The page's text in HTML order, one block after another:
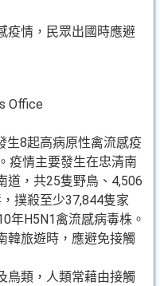
疫情，民眾出國時應避
Office
生8起高病原性禽流感疫
疫情主要發生在忠清南
道，共25隻野鳥、4,506
撲殺至少37,844隻家
年H5N1禽流感病毒株。
韓旅遊時，應避免接觸
鳥類，人類常藉由接觸